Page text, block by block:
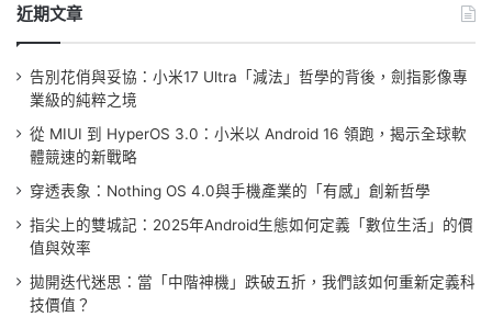
近期文章
告別花俏與妥協：小米17 Ultra「減法」哲學的背後，劍指影像專
業級的純粹之境
從 MIUI 到 HyperOS 3.0：小米以 Android 16 領跑，揭示全球軟
體競速的新戰略
穿透表象：Nothing OS 4.0與手機產業的「有感」創新哲學
指尖上的雙城記：2025年Android生態如何定義「數位生活」的價
值與效率
拋開迭代迷思：當「中階神機」跌破五折，我們該如何重新定義科
技價值？